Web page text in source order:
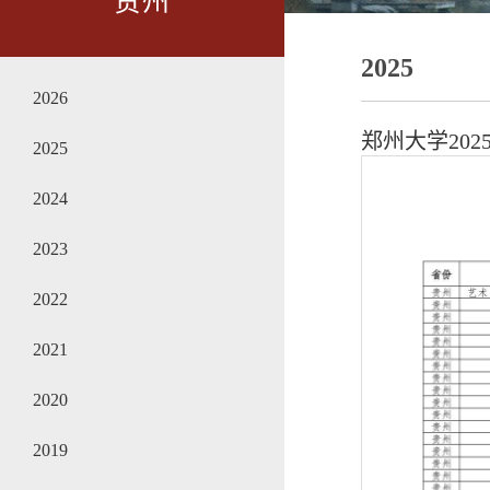
2026
2025
2024
2023
2022
2021
2020
2019
2025
郑州大学